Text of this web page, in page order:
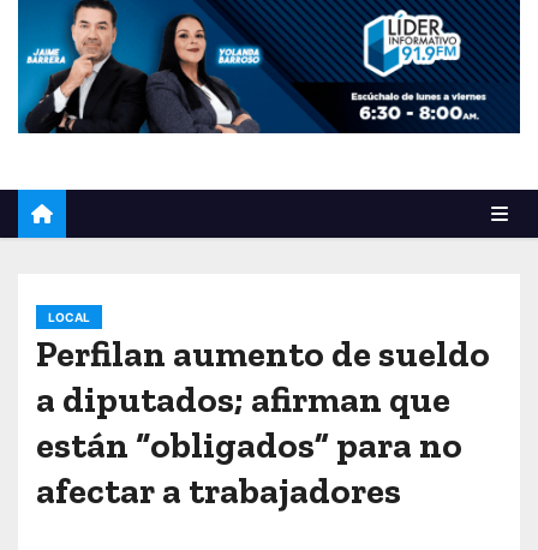
LOCAL
Perfilan aumento de sueldo
a diputados; afirman que
están “obligados” para no
afectar a trabajadores